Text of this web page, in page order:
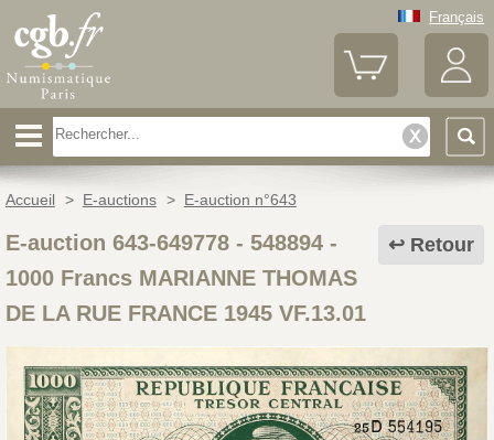
Français
Accueil > E-auctions > E-auction n°643
Retour
E-auction 643-649778 - 548894-
1000 Francs MARIANNE THOMAS
DE LA RUE FRANCE 1945 VF.13.01